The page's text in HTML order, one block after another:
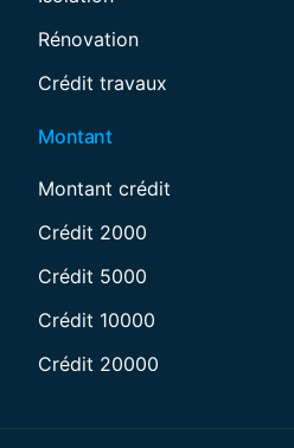
Rénovation
Crédit travaux
Montant
Montant crédit
Crédit 2000
Crédit 5000
Crédit 10000
Crédit 20000